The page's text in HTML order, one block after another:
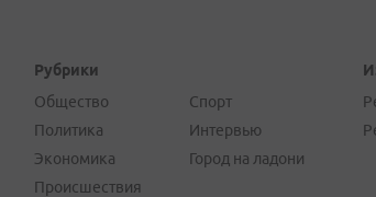
Рубрики
Общество
Политика
Экономика
Происшествия
Спорт
Интервью
Город на ладони